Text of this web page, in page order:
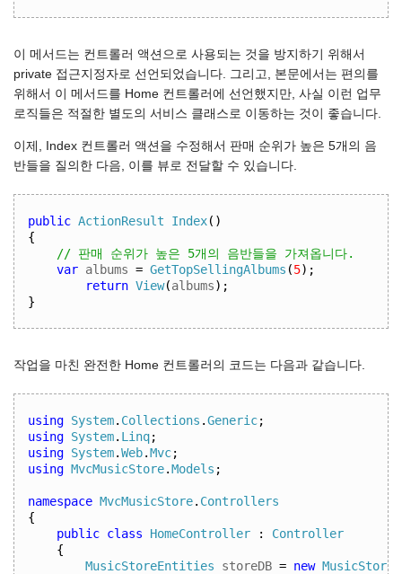
이 메서드는 컨트롤러 액션으로 사용되는 것을 방지하기 위해서
private 접근지정자로 선언되었습니다. 그리고, 본문에서는 편의를
위해서 이 메서드를 Home 컨트롤러에 선언했지만, 사실 이런 업무
로직들은 적절한 별도의 서비스 클래스로 이동하는 것이 좋습니다.
이제, Index 컨트롤러 액션을 수정해서 판매 순위가 높은 5개의 음
반들을 질의한 다음, 이를 뷰로 전달할 수 있습니다.
public ActionResult Index()
{
// 판매 순위가 높은 5개의 음반들을 가져옵니다.
var albums = GetTopSellingAlbums (5);
return View(albums);
}
작업을 마친 완전한 Home 컨트롤러의 코드는 다음과 같습니다.
using System. Collections .Generic;
using System. Linq;
using System.Web.Mvc;
using MvcMusicStore.Models ;
namespace MvcMusicStore. Controllers
{
public class HomeController :
Controller
{
MusicStoreEntities storeDB = new